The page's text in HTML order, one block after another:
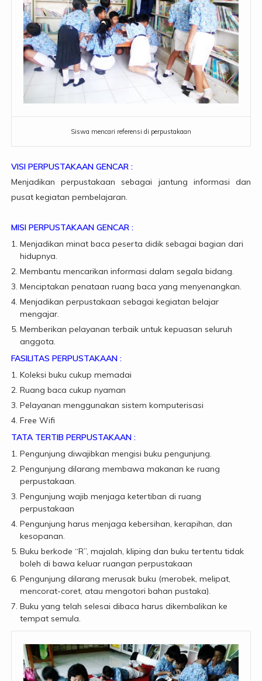
Siswa mencari referensi di perpustakaan
VISI PERPUSTAKAAN GENCAR :
Menjadikan perpustakaan sebagai jantung informasi dan
pusat kegiatan pembelajaran.
MISI PERPUSTAKAAN GENCAR :
Menjadikan minat baca peserta didik sebagai bagian dari
hidupnya.
Membantu mencarikan informasi dalam segala bidang.
Menciptakan penataan ruang baca yang menyenangkan.
Menjadikan perpustakaan sebagai kegiatan belajar
mengajar.
Memberikan pelayanan terbaik untuk kepuasan seluruh
anggota.
FASILITAS PERPUSTAKAAN :
Koleksi buku cukup memadai
Ruang baca cukup nyaman
Pelayanan menggunakan sistem komputerisasi
Free Wifi
TATA TERTIB PERPUSTAKAAN :
Pengunjung diwajibkan mengisi buku pengunjung.
Pengunjung dilarang membawa makanan ke ruang
perpustakaan.
Pengunjung wajib menjaga ketertiban di ruang
perpustakaan
Pengunjung harus menjaga kebersihan, kerapihan, dan
kesopanan.
Buku berkode “R”, majalah, kliping dan buku tertentu tidak
boleh di bawa keluar ruangan perpustakaan
Pengunjung dilarang merusak buku (merobek, melipat,
mencorat-coret, atau mengotori bahan pustaka).
Buku yang telah selesai dibaca harus dikembalikan ke
tempat semula.